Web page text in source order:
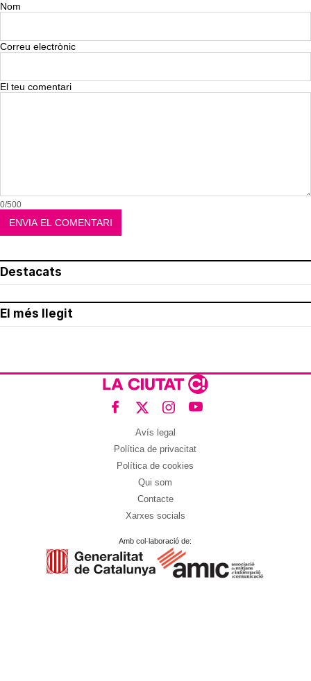
Nom
Correu electrònic
El teu comentari
0/500
Destacats
El més llegit
Avís legal
Política de privacitat
Política de cookies
Qui som
Contacte
Xarxes socials
Amb col·laboració de: